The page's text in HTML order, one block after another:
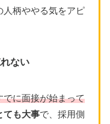
人柄ややる気をアピ
ない
でに面接が始まって
ても大事で、採用側